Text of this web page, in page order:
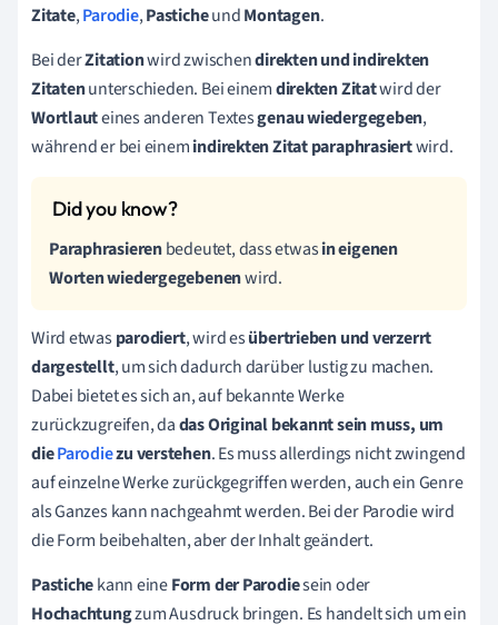
Zitate,Parodie,PasticheundMontagen.
Bei derZitationwird zwischendirekten und indirekten
Zitatenunterschieden. Bei einemdirekten Zitatwird der
Wortlauteines anderen Textesgenau wiedergegeben,
während er bei einemindirekten Zitatparaphrasiertwird.
Paraphrasierenbedeutet, dass etwasin eigenen
Worten wiedergegebenenwird.
Wird etwasparodiert, wird esübertrieben und verzerrt
dargestellt, um sich dadurch darüber lustig zu machen.
Dabei bietet es sich an, auf bekannte Werke
zurückzugreifen, dadas Original bekannt sein muss, um
dieParodiezu verstehen. Es muss allerdings nicht zwingend
auf einzelne Werke zurückgegriffen werden, auch ein Genre
als Ganzes kann nachgeahmt werden. Bei der Parodie wird
die Form beibehalten, aber der Inhalt geändert.
Pastichekann eineForm der Parodiesein oder
Hochachtungzum Ausdruck bringen. Es handelt sich um ein